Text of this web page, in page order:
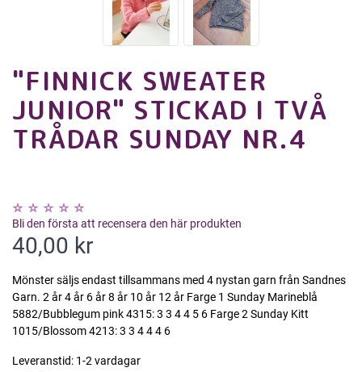
"FINNICK SWEATER
JUNIOR" STICKAD I TVÅ
TRÅDAR SUNDAY NR.4
Bli den första att recensera den här produkten
40,00 kr
Mönster säljs endast tillsammans med 4 nystan garn från Sandnes
Garn. 2 år 4 år 6 år 8 år 10 år 12 år Farge 1 Sunday Marineblå
5882/Bubblegum pink 4315: 3 3 4 4 5 6 Farge 2 Sunday Kitt
1015/Blossom 4213: 3 3 4 4 4 6
Leveranstid: 1-2 vardagar